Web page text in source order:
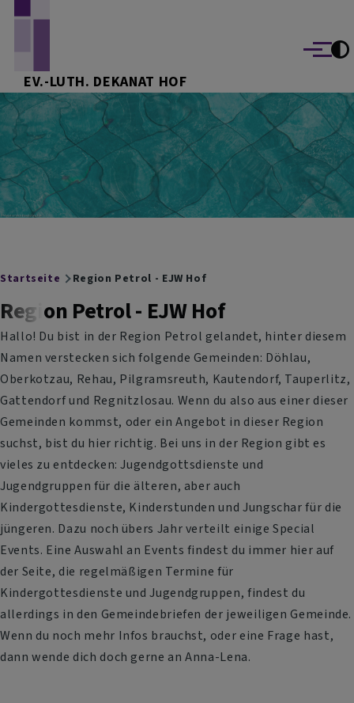
EV.-LUTH. DEKANAT HOF
Menü
Breadcrumb
Startseite Region Petrol - EJW Hof
Region Petrol - EJW Hof
Hallo! Du bist in der Region Petrol gelandet, hinter diesem
Namen verstecken sich folgende Gemeinden: Döhlau,
Oberkotzau, Rehau, Pilgramsreuth, Kautendorf, Tauperlitz,
Gattendorf und Regnitzlosau. Wenn du also aus einer dieser
Gemeinden kommst, oder ein Angebot in dieser Region
suchst, bist du hier richtig. Bei uns in der Region gibt es
vieles zu entdecken: Jugendgottsdienste und
Jugendgruppen für die älteren, aber auch
Kindergottesdienste, Kinderstunden und Jungschar für die
jüngeren. Dazu noch übers Jahr verteilt einige Special
Events. Eine Auswahl an Events findest du immer hier auf
der Seite, die regelmäßigen Termine für
Kindergottesdienste und Jugendgruppen, findest du
allerdings in den Gemeindebriefen der jeweiligen Gemeinde.
Wenn du noch mehr Infos brauchst, oder eine Frage hast,
dann wende dich doch gerne an Anna-Lena.